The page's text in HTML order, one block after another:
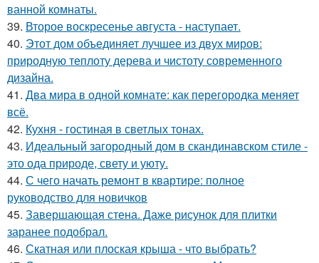
ванной комнаты.
39. Второе воскресенье августа - наступает.
40. Этот дом объединяет лучшее из двух миров:
природную теплоту дерева и чистоту современного
дизайна.
41. Два мира в одной комнате: как перегородка меняет
всё.
42. Кухня - гостиная в светлых тонах.
43. Идеальный загородный дом в скандинавском стиле -
это ода природе, свету и уюту.
44. С чего начать ремонт в квартире: полное
руководство для новичков
45. Завершающая стена. Даже рисунок для плитки
заранее подобрал.
46. Скатная или плоская крыша - что выбрать?